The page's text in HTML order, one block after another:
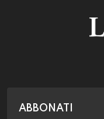
ABBONATI